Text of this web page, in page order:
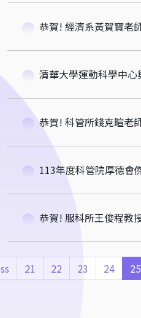
113年度科管院厚德會
21 22 23 24 25